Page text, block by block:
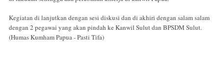
Kegiatan di lanjutkan dengan sesi diskusi dan di akhiri dengan salam salam
dengan 2 pegawai yang akan pindah ke Kanwil Sulut dan BPSDM Sulut.
(Humas Kumham Papua - Pasti Tifa)